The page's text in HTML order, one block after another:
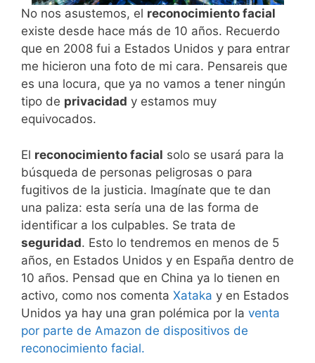
No nos asustemos, el reconocimiento facial
existe desde hace más de 10 años. Recuerdo
que en 2008 fui a Estados Unidos y para entrar
me hicieron una foto de mi cara. Pensareis que
es una locura, que ya no vamos a tener ningún
tipo de privacidad y estamos muy
equivocados.
El reconocimiento facial solo se usará para la
búsqueda de personas peligrosas o para
fugitivos de la justicia. Imagínate que te dan
una paliza: esta sería una de las forma de
identificar a los culpables. Se trata de
seguridad. Esto lo tendremos en menos de 5
años, en Estados Unidos y en España dentro de
10 años. Pensad que en China ya lo tienen en
activo, como nos comenta Xataka y en Estados
Unidos ya hay una gran polémica por la venta
por parte de Amazon de dispositivos de
reconocimiento facial.